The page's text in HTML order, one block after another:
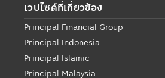
เวปไซด์ที่เกี่ยวข้อง
Principal Financial Group
Principal Indonesia
Principal Islamic
Principal Malaysia